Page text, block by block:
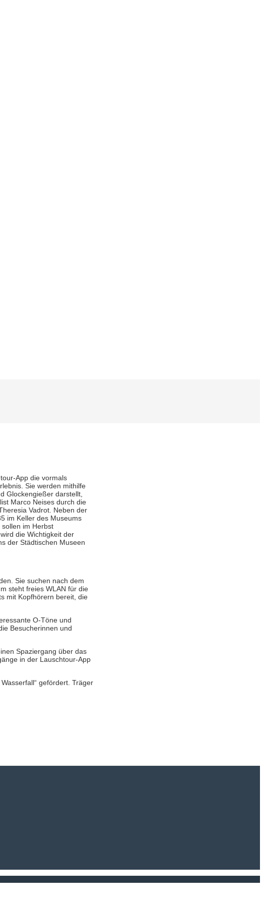
App die vormals
Sie werden mithilfe
Glockengießer darstellt,
Marco Neises durch die
Vadrot. Neben der
im Keller des Museums
im Herbst
die Wichtigkeit der
der Städtischen Museen
Sie suchen nach dem
steht freies WLAN für die
mit Kopfhörern bereit, die
O-Töne und
Besucherinnen und
Spaziergang über das
in der Lauschtour-App
gefördert. Träger